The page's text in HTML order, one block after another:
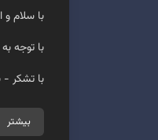
با سلام و
با توجه به
با تشکر
بیشتر